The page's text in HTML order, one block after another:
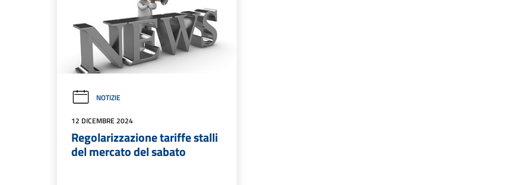
NOTIZIE
12 DICEMBRE 2024
Regolarizzazione tariffe stalli
del mercato del sabato